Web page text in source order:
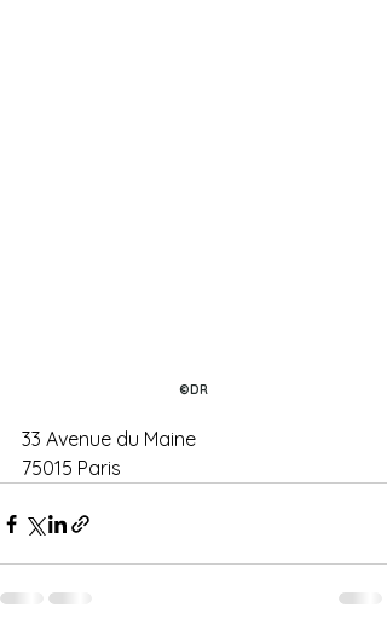
©DR
33 Avenue du Maine
75015 Paris